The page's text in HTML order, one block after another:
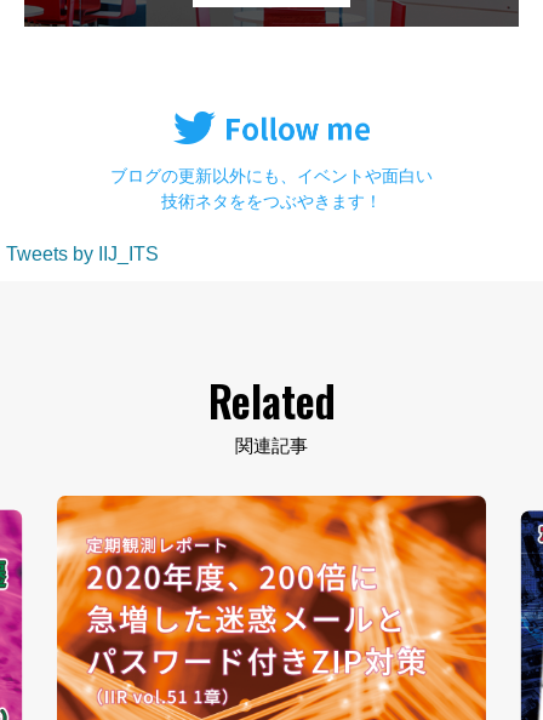
ブログの更新以外にも、イベントや面白い
技術ネタををつぶやきます！
Tweets by IIJ_ITS
Related
関連記事